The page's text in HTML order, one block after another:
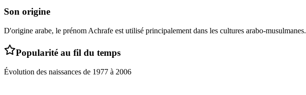
Son origine
D'origine arabe, le prénom Achrafe est utilisé principalement dans les cultures arabo-musulmanes.
Popularité au fil du temps
Évolution des naissances de 1977 à 2006